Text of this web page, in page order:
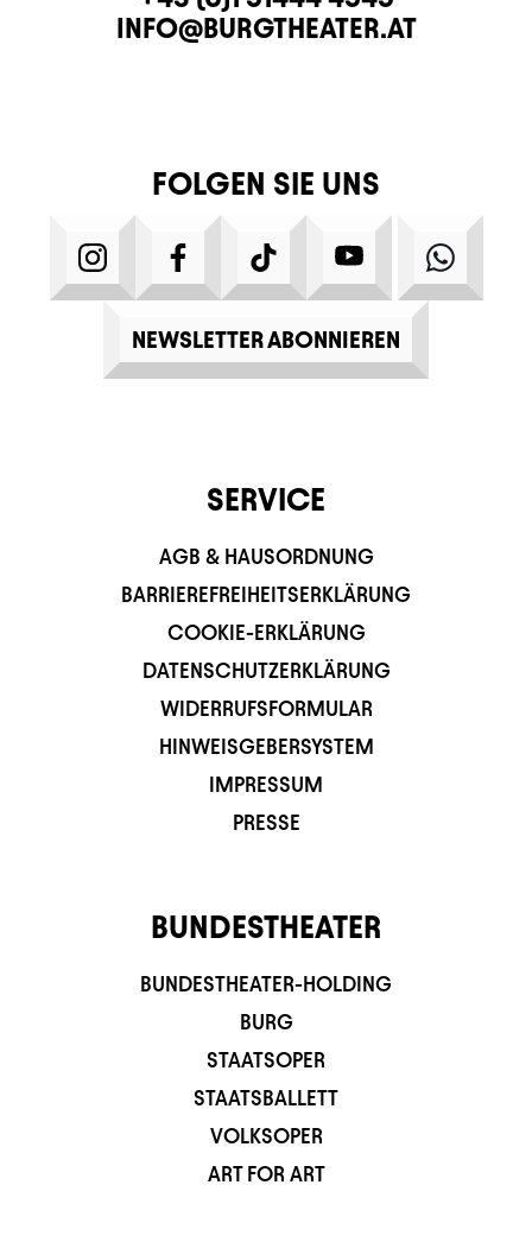
E-MAIL
INFO@BURGTHEATER.AT
FOLGEN SIE UNS
INSTAGRAMFACEBOOKTIKTOK YOUTUBE
NEWSLETTER ABONNIEREN
SERVICE
AGB & HAUSORDNUNG
BARRIEREFREIHEITSERKLÄRUNG
COOKIE-ERKLÄRUNG
DATENSCHUTZERKLÄRUNG
WIDERRUFSFORMULAR
HINWEISGEBERSYSTEM
IMPRESSUM
PRESSE
BUNDESTHEATER
BUNDESTHEATER-HOLDING
BURG
STAATSOPER
STAATSBALLETT
VOLKSOPER
ART FOR ART